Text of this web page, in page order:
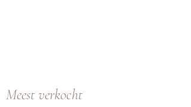
Meest verkocht